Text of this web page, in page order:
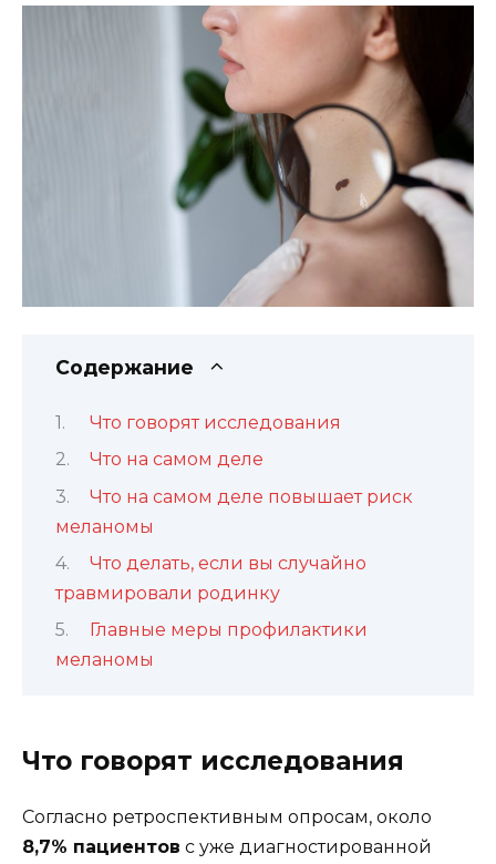
Содержание
Что говорят исследования
Что на самом деле
Что на самом деле повышает риск
меланомы
Что делать, если вы случайно
травмировали родинку
Главные меры профилактики
меланомы
Что говорят исследования
Согласно ретроспективным опросам, около
8,7% пациентов с уже диагностированной